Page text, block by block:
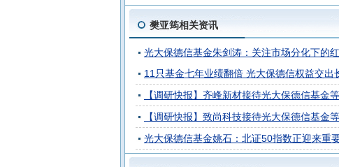
樊亚筠相关资讯
光大保德信基金朱剑涛：关注市场分化下的
11只基金七年业绩翻倍 光大保德信权益交出
【调研快报】齐峰新材接待光大保德信基金
【调研快报】致尚科技接待光大保德信基金
光大保德信基金姚石：北证50指数正迎来重